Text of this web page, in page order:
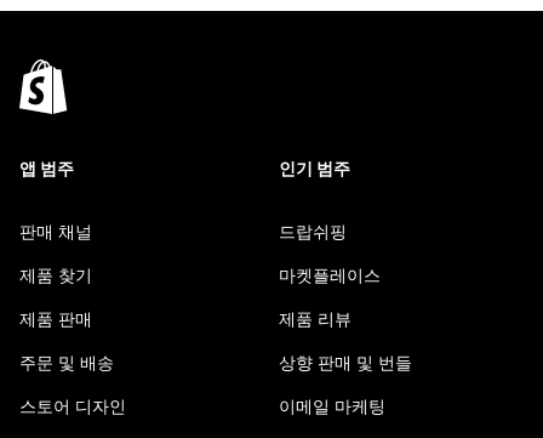
앱 범주
판매 채널
제품 찾기
제품 판매
주문 및 배송
스토어 디자인
인기 범주
드랍쉬핑
마켓플레이스
제품 리뷰
상향 판매 및 번들
이메일 마케팅